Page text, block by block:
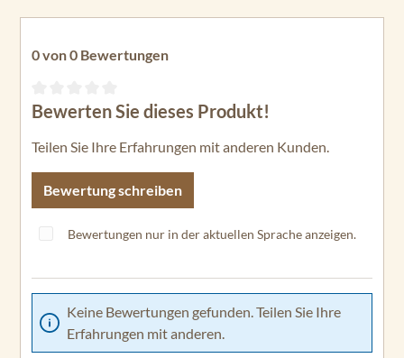
0 von 0 Bewertungen
Durchschnittliche Bewertung von 0 von 5 Sternen
Bewerten Sie dieses Produkt!
Teilen Sie Ihre Erfahrungen mit anderen Kunden.
Bewertung schreiben
Bewertungen nur in der aktuellen Sprache anzeigen.
Keine Bewertungen gefunden. Teilen Sie Ihre
Erfahrungen mit anderen.